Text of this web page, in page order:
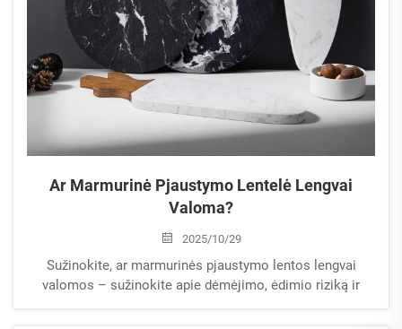
Ar Marmurinė Pjaustymo Lentelė Lengvai
Valoma?
2025/10/29
Sužinokite, ar marmurinės pjaustymo lentos lengvai
valomos – sužinokite apie dėmėjimo, ėdimio riziką ir
higienišką ir nepažeistą. Skaitykite ekspertų patarimus jau